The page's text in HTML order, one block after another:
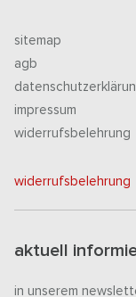
sitemap
agb
impressum
widerrufsbelehrung
widerrufsbelehrung
aktuell
in unserem